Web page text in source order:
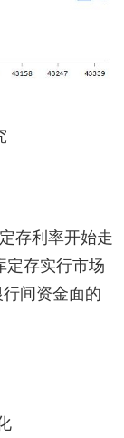
存利率开始走
定存实行市场
间资金面的